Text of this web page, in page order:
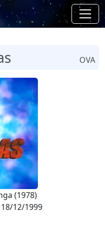
OVA
(1978)
12/1999